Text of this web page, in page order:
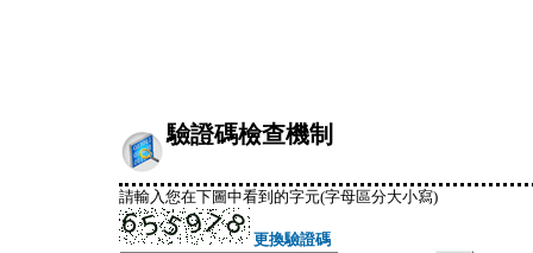
驗證碼檢查機制
請輸入您在下圖中看到的字元(字母區分大小寫)
更換驗證碼